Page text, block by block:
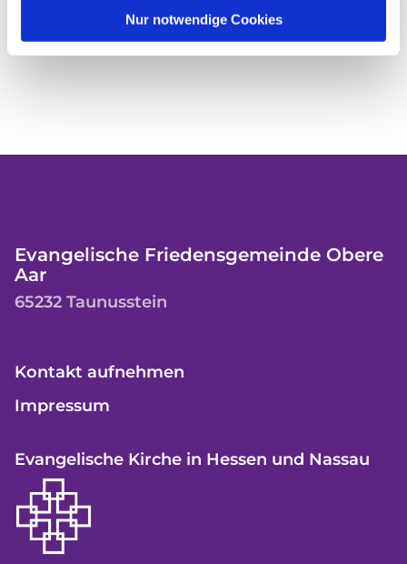
Nur notwendige Cookies
Evangelische Friedensgemeinde Obere
Aar
65232 Taunusstein
Kontakt aufnehmen
Impressum
Evangelische Kirche in Hessen und Nassau